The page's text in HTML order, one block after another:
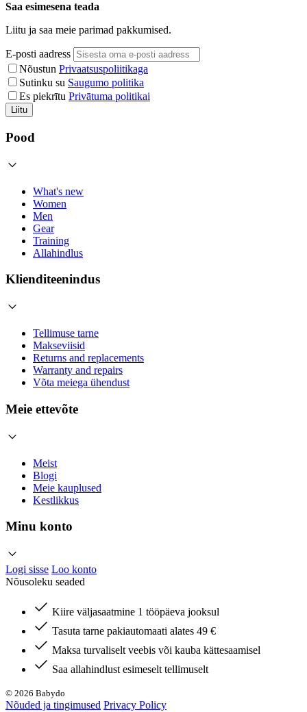
Saa esimesena teada
Liitu ja saa meie parimad pakkumised.
E-posti aadress
Nõustun Privaatsuspoliitikaga
Sutinku su Saugumo politika
Es piekrītu Privātuma politikai
Liitu
Pood
What's new
Women
Men
Gear
Training
Allahindlus
Klienditeenindus
Tellimuse tarne
Makseviisid
Returns and replacements
Warranty and repairs
Võta meiega ühendust
Meie ettevõte
Meist
Blogi
Meie kauplused
Kestlikkus
Minu konto
Logi sisse Loo konto
Nõusoleku seaded
Kiire väljasaatmine 1 tööpäeva jooksul
Tasuta tarne pakiautomaati alates 49 €
Maksa turvaliselt veebis või kauba kättesaamisel
Saa allahindlust esimeselt tellimuselt
© 2026 Babydo
Nõuded ja tingimused Privacy Policy